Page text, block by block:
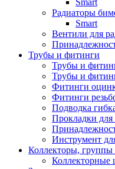
Smart
Радиаторы
Smart
Вентили для
Трубы и фитинги
Трубы и
Трубы и
Фитинги
Фитинги
Подводка
Прокладки для
Инструмент
Коллекторы, группы